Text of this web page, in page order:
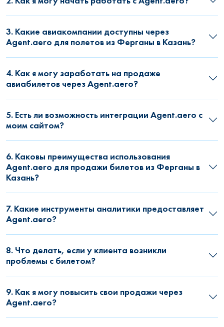
3. Какие авиакомпании доступны через
Agent.aero для полетов из Ферганы в Казань?
4. Как я могу заработать на продаже
авиабилетов через Agent.aero?
5. Есть ли возможность интеграции Agent.aero с
моим сайтом?
6. Каковы преимущества использования
Agent.aero для продажи билетов из Ферганы в
Казань?
7. Какие инструменты аналитики предоставляет
Agent.aero?
8. Что делать, если у клиента возникли
проблемы с билетом?
9. Как я могу повысить свои продажи через
Agent.aero?